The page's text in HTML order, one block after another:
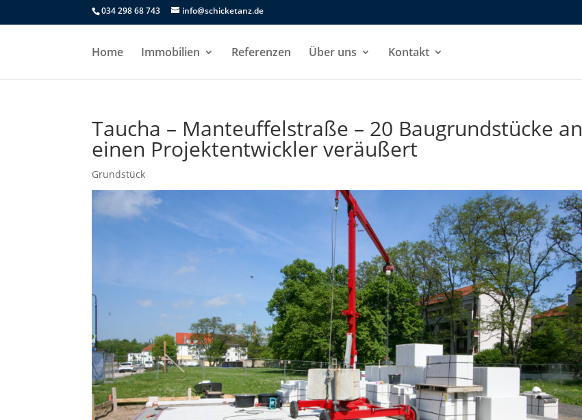
034 298 68 743 info@schicketanz.de
Home Immobilien Referenzen Über uns Kontakt
Taucha – Manteuffelstraße – 20 Baugrundstücke an
einen Projektentwickler veräußert
Grundstück